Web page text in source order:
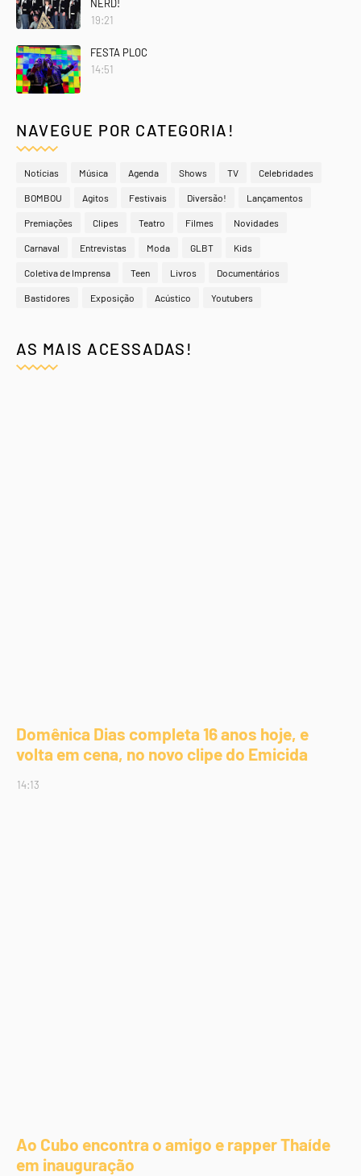
NERD!
19:21
FESTA PLOC
14:51
NAVEGUE POR CATEGORIA!
Notícias Música Agenda Shows TV Celebridades
BOMBOU Agitos Festivais Diversão! Lançamentos
Premiações Clipes Teatro Filmes Novidades
Carnaval Entrevistas Moda GLBT Kids
Coletiva de Imprensa Teen Livros Documentários
Bastidores Exposição Acústico Youtubers
AS MAIS ACESSADAS!
Domênica Dias completa 16 anos hoje, e
volta em cena, no novo clipe do Emicida
14:13
Ao Cubo encontra o amigo e rapper Thaíde
em inauguração